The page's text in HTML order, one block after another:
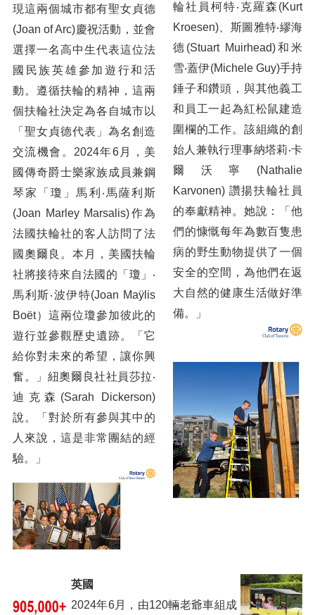
雙輪轉動 無限感動 3490地區公益單車環島
閃耀青春愛生命公益園遊會
跟著總監去公訪
愛心跨越海峽，照亮菲律賓的天空：台北松仁社國際服務紀實
三、扶輪作品
扶輪青少年交換(RYE)主題徵文 發表（下集）（三）Inbound青少年交換來訪學生
(四)Outbound青少年交換派遣學生 12.歸國報告
Outbound青少年交換派遣學生 13.歸國報告
Outbound青少年交換派遣學生 14.我的RYE交換生活
Outbound青少年交換派遣學生 15.歸國報告
Outbound青少年交換派遣學生16. 參與扶輪青少年交換的美國生活
Outbound青少年交換派遣學生17. 我與RYE（扶輪青少年交換）學生的親密接觸
Outbound青少年交換派遣學生18. 尊重孩子的自主意願，收穫是如此意外和豐盛！—— 15歲交換生在法國的蛻變
專訪扶輪基金會AKS Foundation Circle 會員蘇一仲前總監：傳遞無私的愛‧人人有責
畫說扶輪
扶輪年度主題 Rotary Annual Themes
四、各社活動輯要
吾愛吾社
編輯後記
現這兩個城市都有聖女貞德
(Joan of Arc)慶祝活動，並會
選擇一名高中生代表這位法
國民族英雄參加遊行和活
動。遵循扶輪的精神，這兩
個扶輪社決定為各自城市以
「聖女貞德代表」為名創造
交流機會。2024年6月，美
國傳奇爵士樂家族成員兼鋼
琴家「瓊」馬利‧馬薩利斯
(Joan Marley Marsalis)作為
法國扶輪社的客人訪問了法
國奧爾良。本月，美國扶輪
社將接待來自法國的「瓊」‧
馬利斯‧波伊特(Joan Maÿlis
Boët）這兩位瓊參加彼此的
遊行並參觀歷史遺跡。「它
給你對未來的希望，讓你興
奮。」紐奧爾良社社員莎拉‧
迪克森(Sarah Dickerson)
說。「對於所有參與其中的
人來說，這是非常團結的經
驗。」
輪社員柯特‧克羅森(Kurt
Kroesen)、斯圖雅特‧繆海
德(Stuart Muirhead)和米
雪‧蓋伊(Michele Guy)手持
錘子和鑽頭，與其他義工
和員工一起為紅松鼠建造
圍欄的工作。該組織的創
始人兼執行理事納塔莉‧卡
爾沃寧(Nathalie
Karvonen) 讚揚扶輪社員
的奉獻精神。她說：「他
們的慷慨每年為數百隻患
病的野生動物提供了一個
安全的空間，為他們在返
大自然的健康生活做好準
備。」
英國
2024年6月，由120輛老爺車組成